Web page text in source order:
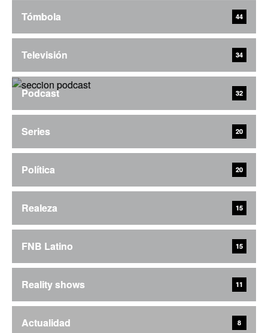
Tómbola 44
Televisión 34
Podcast 32
Series 20
Política 20
Realeza 15
FNB Latino 15
Reality shows 11
Actualidad 8